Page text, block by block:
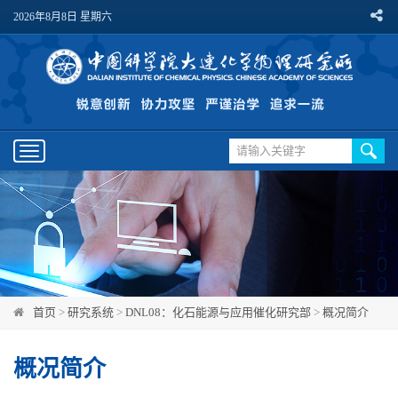
2026年8月8日 星期六
Toggle
navigation
首页 > 研究系统 > DNL08：化石能源与应用催化研究部 > 概况简介
概况简介